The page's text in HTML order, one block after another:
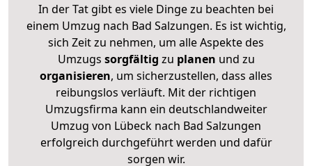
In der Tat gibt es viele Dinge zu beachten bei
einem Umzug nach Bad Salzungen. Es ist wichtig,
sich Zeit zu nehmen, um alle Aspekte des
Umzugs sorgfältig zu planen und zu
organisieren, um sicherzustellen, dass alles
reibungslos verläuft. Mit der richtigen
Umzugsfirma kann ein deutschlandweiter
Umzug von Lübeck nach Bad Salzungen
erfolgreich durchgeführt werden und dafür
sorgen wir.